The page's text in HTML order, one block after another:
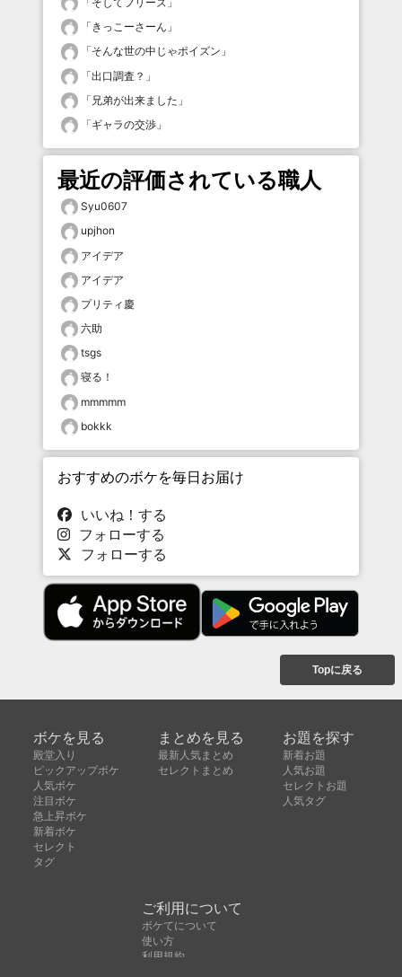
「 きっこーさーん 」
「そんな世の中じゃポイズン 」
「出口調査？ 」
「 兄弟が出来ました 」
「ギャラの交渉 」
最近の評価されている職人
Syu0607
upjhon
アイデア
アイデア
プリティ慶
六助
tsgs
寝る！
mmmmm
bokkk
おすすめのボケを毎日お届け
いいね！する
フォローする
フォローする
Topに戻る
ボケを見る
殿堂入り
ピックアップボケ
人気ボケ
注目ボケ
急上昇ボケ
新着ボケ
セレクト
タグ
まとめを見る
最新人気まとめ
セレクトまとめ
お題を探す
新着お題
人気お題
セレクトお題
人気タグ
ご利用について
ボケてについて
使い方
利用規約